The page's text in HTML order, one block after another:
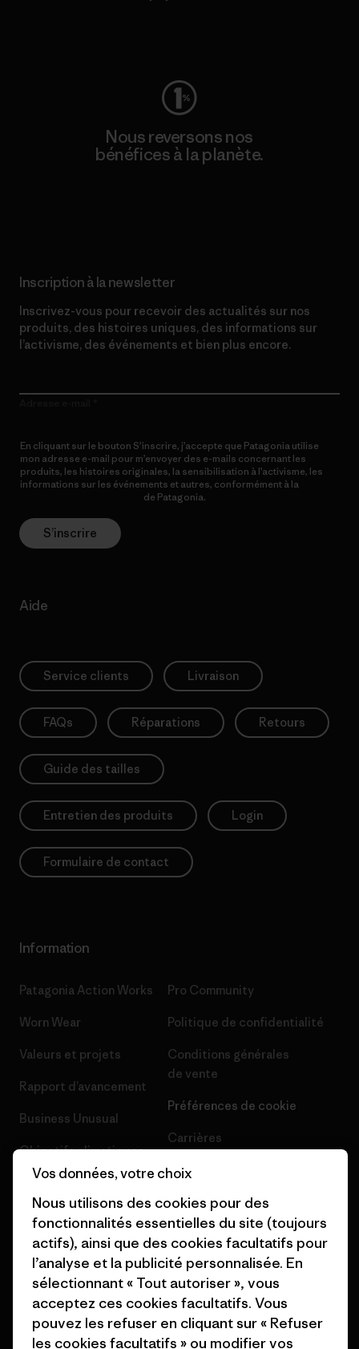
Nous reversons nos
bénéfices à la planète.
Inscription à la newsletter
Inscrivez-vous pour recevoir des actualités sur nos
produits, des histoires uniques, des informations sur
l’activisme, des événements et bien plus encore.
En cliquant sur le bouton S’inscrire, j’accepte que Patagonia utilise
mon adresse e-mail pour m’envoyer des e-mails concernant les
produits, les histoires originales, la sensibilisation à l’activisme, les
informations sur les événements et autres, conformément à la
de Patagonia.
S’inscrire
Aide
Service clients Livraison
FAQs Réparations Retours
Guide des tailles
Entretien des produits Login
Formulaire de contact
Information
Patagonia Action Works
Worn Wear
Valeurs et projets
Rapport d’avancement
Business Unusual
Objectifs climatiques
1% For The Planet
Comment nous finançons
Cartes cadeaux
Nos magasins
Pro Community
Politique de confidentialité
Conditions générales
de vente
Préférences de cookie
Carrières
Presse et media
Industry program
Programme d’affiliation
Patagonia France Plan du site
Vos données, votre choix
Nous utilisons des cookies pour des
fonctionnalités essentielles du site (toujours
actifs), ainsi que des cookies facultatifs pour
l’analyse et la publicité personnalisée. En
sélectionnant « Tout autoriser », vous
acceptez ces cookies facultatifs. Vous
pouvez les refuser en cliquant sur « Refuser
les cookies facultatifs » ou modifier vos